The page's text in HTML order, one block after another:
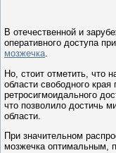
В отечественной и
оперативного доступа
мозжечка.
Но, стоит отметить, что
области свободного
ретросигмоидального
что позволило достичь
области.
При значительном
мозжечка оптимальным,